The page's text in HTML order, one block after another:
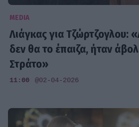
MEDIA
Λιάγκας για Τζώρτζογλου:
δεν θα το έπαιζα, ήταν
Στράτο»
11:00 @02-04-2026